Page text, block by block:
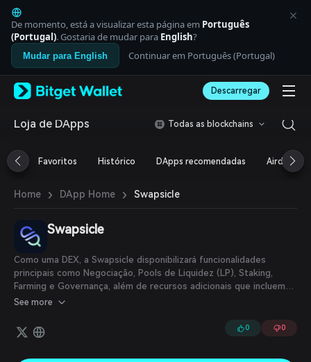
English
日本語
Tiếng Việt
Русский
Español (Latinoamérica)
Italiano
Deutsch
繁體中文
Português (Portugal)
ภาษาไทย
العربية
Español
Português (Brasil)
Español (Argentina)
De momento, está a visualizar esta página em Português
(Portugal). Gostaria de mudar para English?
Mudar para English Continuar em Português (Portugal)
Descarregar
Loja de DApps Todas as blockchains
Favoritos Histórico DApps recomendadas Airdrop
Home › DApp Home › Swapsicle
Swapsicle
Como uma DEX, a Swapsicle disponibilizará funcionalidades
principais como Negociação, Pools de Liquidez (LP), Staking,
Farming e Governança, além de recursos adicionais que incluem
Financiamento Coletivo, Loteria e Empréstimos.
See more
0 0